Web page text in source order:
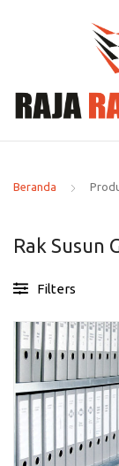
Beranda
Rak Susun
Filters